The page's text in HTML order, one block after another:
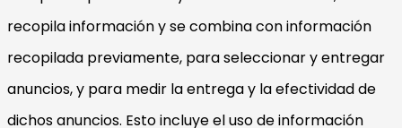
recopila información y se combina con información
recopilada previamente, para seleccionar y entregar
anuncios, y para medir la entrega y la efectividad de
dichos anuncios. Esto incluye el uso de información